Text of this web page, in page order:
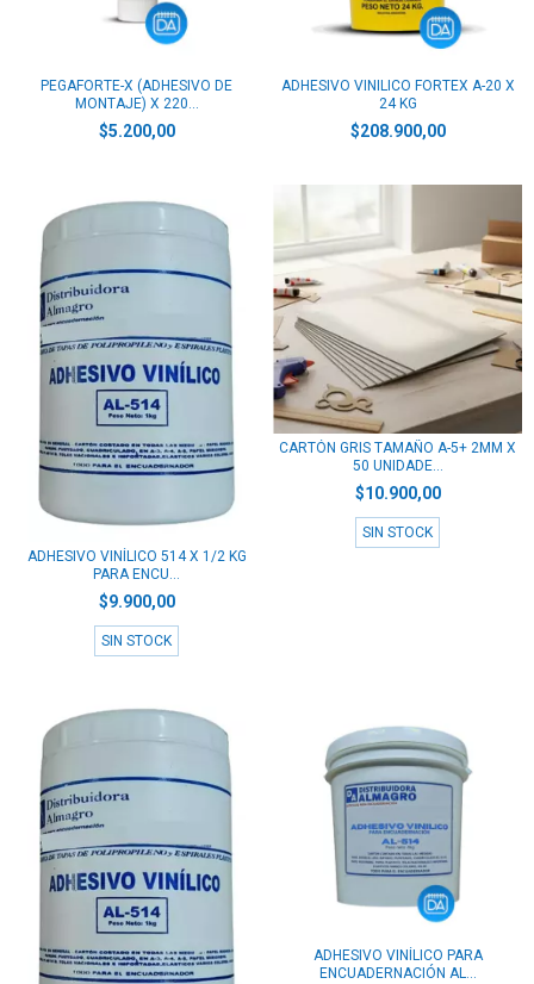
PEGAFORTE-X (ADHESIVO DE
MONTAJE) X 220...
$5.200,00
ADHESIVO VINILICO FORTEX A-20 X
24 KG
$208.900,00
ADHESIVO VINÍLICO 514 X 1/2 KG
PARA ENCU...
$9.900,00
SIN STOCK
CARTÓN GRIS TAMAÑO A-5+ 2MM X
50 UNIDADE...
$10.900,00
SIN STOCK
ADHESIVO VINÍLICO PARA
ENCUADERNACIÓN AL...